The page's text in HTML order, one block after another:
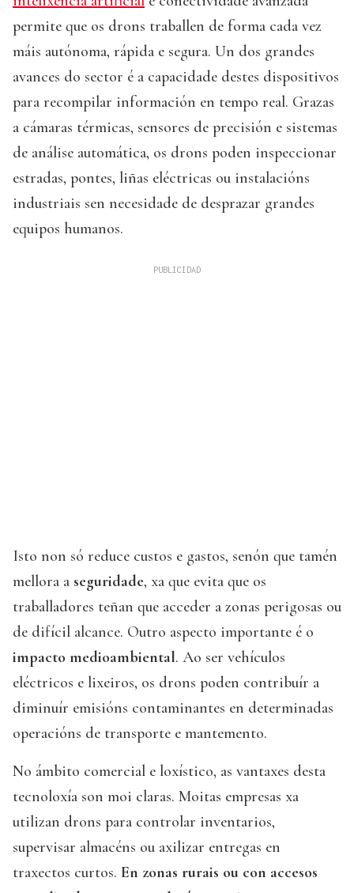
permite que os drons traballen de forma cada vez
máis autónoma, rápida e segura. Un dos grandes
avances do sector é a capacidade destes dispositivos
para recompilar información en tempo real. Grazas
a cámaras térmicas, sensores de precisión e sistemas
de análise automática, os drons poden inspeccionar
estradas, pontes, liñas eléctricas ou instalacións
industriais sen necesidade de desprazar grandes
equipos humanos.
Isto non só reduce custos e gastos, senón que tamén
mellora a seguridade, xa que evita que os
traballadores teñan que acceder a zonas perigosas ou
de difícil alcance. Outro aspecto importante é o
impacto medioambiental. Ao ser vehículos
eléctricos e lixeiros, os drons poden contribuír a
diminuír emisións contaminantes en determinadas
operacións de transporte e mantemento.
No ámbito comercial e loxístico, as vantaxes desta
tecnoloxía son moi claras. Moitas empresas xa
utilizan drons para controlar inventarios,
supervisar almacéns ou axilizar entregas en
traxectos curtos. En zonas rurais ou con accesos